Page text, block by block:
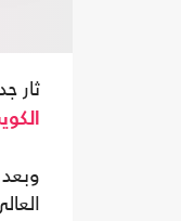
ثار